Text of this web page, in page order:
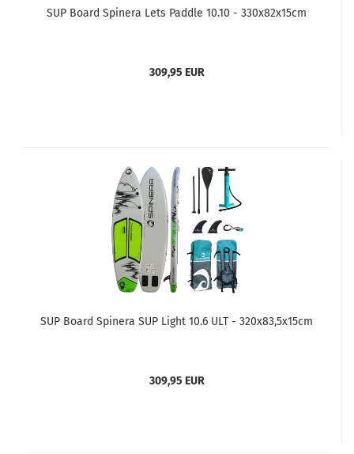
SUP Board Spinera Lets Paddle 10.10 - 330x82x15cm
309,95 EUR
SUP Board Spinera SUP Light 10.6 ULT - 320x83,5x15cm
309,95 EUR